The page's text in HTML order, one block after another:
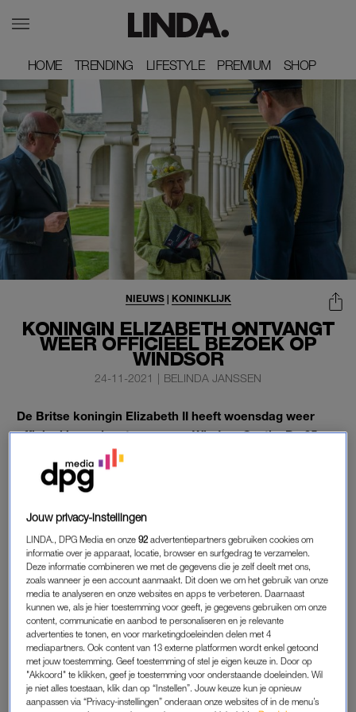
HOME
HOME TRENDING
TRENDING LIFESTYLE
LIFESTYLE PREMIUM
PREMIUM SHOP
SHOP
KONINGIN ELIZABETH ONTVANGT
WEER OFFICIEEL BEZOEK OP
WINDSOR
NIEUWS| KONINKLIJK
24-11-2021 | BELINDA JANSSEN
De Britse koningin Elizabeth II heeft woensdag weer
officieel bezoek ontvangen op Windsor Castle. De 95-
jarige vorstin had een gesprek met Andrew Baily, de
gouverneur van de Bank of England.
koningin ontving.
ELIZABETH
De eerste bezoeker na een rustperiode waarin ze geen gasten
ontving, was generaal Nick Carter. Hij neemt binnenkort
afscheid als chef van de Britse defensiestaf.
Het staatshoofd ridderde ook haar persoonlijke arts, melden
Britse media. Sir Huw Thomas maakt al vijftien jaar deel uit
Jouw privacy-instellingen
LINDA., DPG Media en onze92 advertentiepartners gebruiken cookies om
informatie over je apparaat, locatie, browser en surfgedrag te verzamelen.
Deze informatie combineren we met de gegevens die je zelf deelt met ons,
zoals wanneer je een account aanmaakt. Dit doen we om het gebruik van onze
media te analyseren en onze websites en apps te verbeteren. Daarnaast
kunnen we, als je hier toestemming voor geeft, je gegevens gebruiken om onze
content, communicatie en aanbod te personaliseren en je relevante
advertenties te tonen, en voor marketingdoeleinden delen met 4
mediapartners. Ook content van 13 externe platformen wordt enkel getoond
met jouw toestemming. Geef toestemming of stel je eigen keuze in. Door op
"Akkoord" te klikken, geef je toestemming voor onderstaande doeleinden. Wil
je niet alles toestaan, klik dan op “Instellen”. Jouw keuze kun je opnieuw
aanpassen via “Privacy-instellingen” onderaan onze websites of in de menu’s